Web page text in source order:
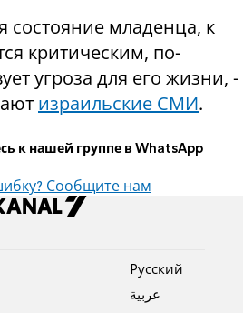
состояние младенца, к
критическим, по-
угроза для его жизни, -
израильские СМИ.
к нашей группе в WhatsApp
Сообщите нам
Pусский
عربية